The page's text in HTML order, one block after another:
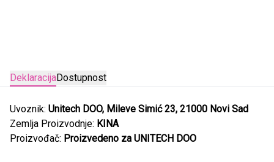
DeklaracijaDostupnost
Uvoznik: Unitech DOO, Mileve Simić 23, 21000 Novi Sad
Zemlja Proizvodnje: KINA
Proizvođač: Proizvedeno za UNITECH DOO